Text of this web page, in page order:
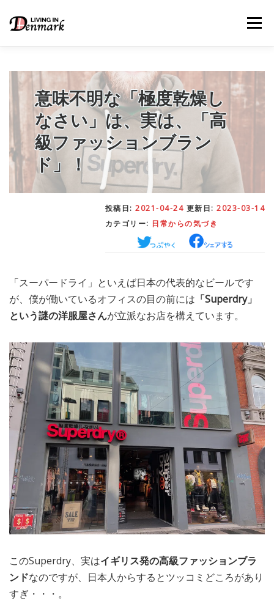
メニュー
LIFE TIPS– 生活便利帳 FOOD– ごはん事情
STUDY– 留学関連情報
WORK– デンマークの働き方
– 日本人の考察
MEDIA– メディア掲載 TRAVEL– 旅行
ABOUT US- サイトについて
意味不明な「極度乾燥し
なさい」は、実は、「高
級ファッションブラン
ド」！
投稿日: 2021-04-24 更新日: 2023-03-14
カテゴリー: 日常からの気づき
「スーパードライ」といえば日本の代表的なビールです
が、僕が働いているオフィスの目の前には 「Superdry」
という謎の洋服屋さんが立派なお店を構えています。
このSuperdry、実はイギリス発の高級ファッションブラ
ンドなのですが、日本人からするとツッコミどころがあり
すぎ・・・。